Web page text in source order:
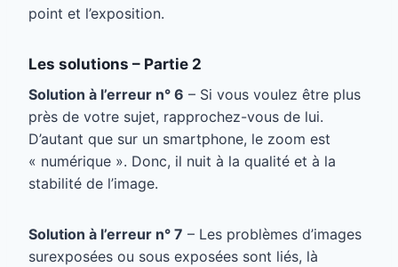
point et l’exposition.
Les solutions – Partie 2
Solution à l’erreur n° 6 – Si vous voulez être plus
près de votre sujet, rapprochez-vous de lui.
D’autant que sur un smartphone, le zoom est
« numérique ». Donc, il nuit à la qualité et à la
stabilité de l’image.
Solution à l’erreur n° 7 – Les problèmes d’images
surexposées ou sous exposées sont liés, là